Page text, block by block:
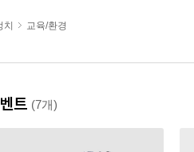
치 교육/환경
트 (7개)